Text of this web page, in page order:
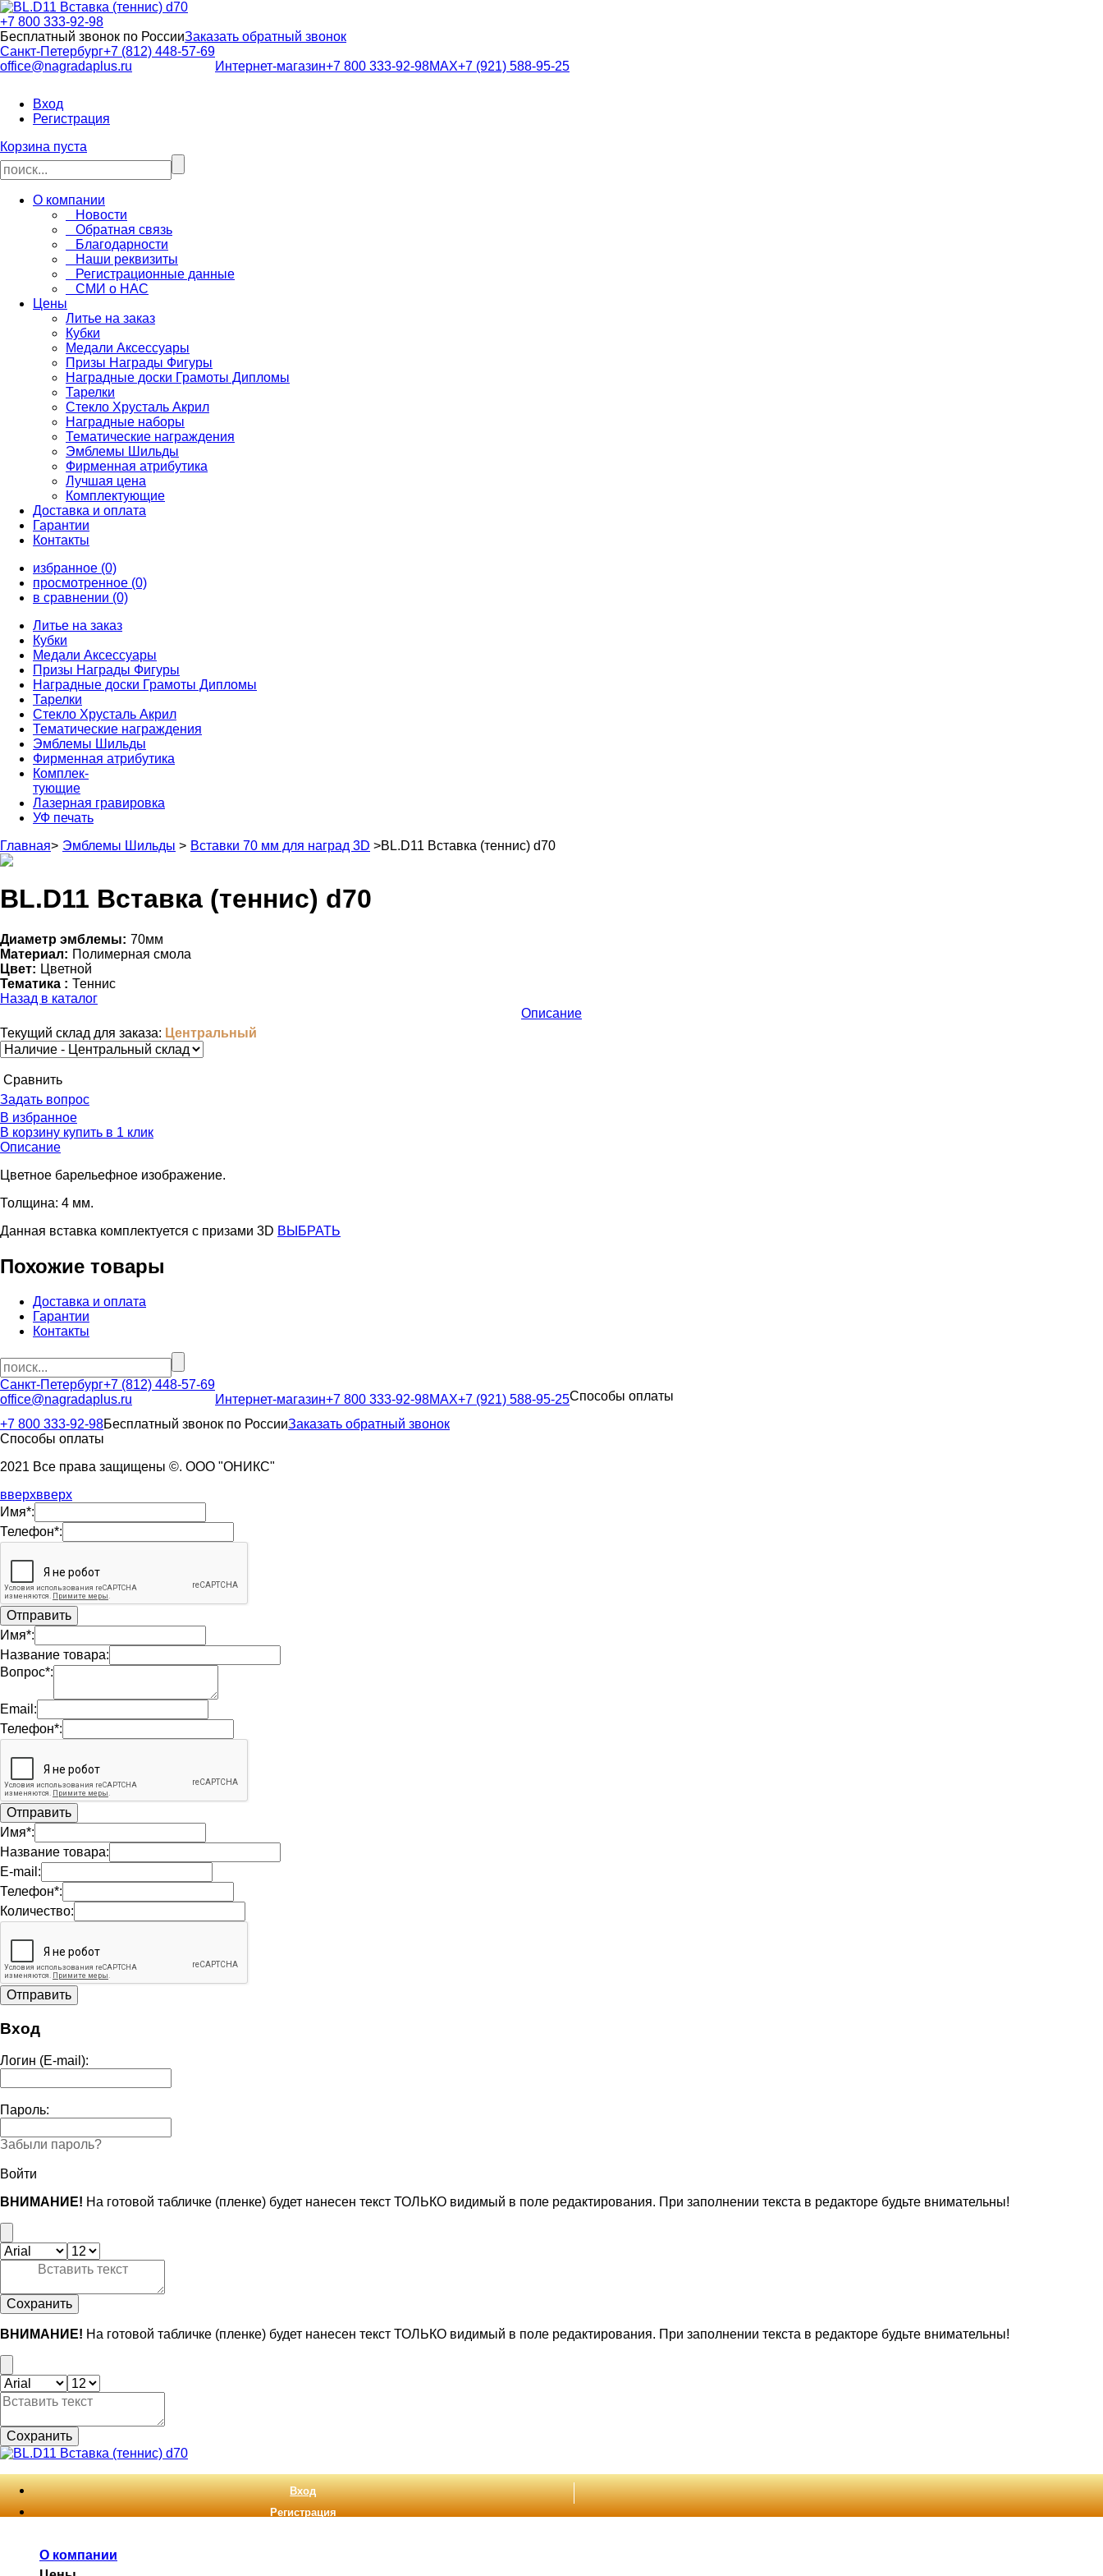
+7 800 333-92-98
Бесплатный звонок по РоссииЗаказать обратный звонок
Санкт-Петербург+7 (812) 448-57-69
office@nagradaplus.ru
Интернет-магазин+7 800 333-92-98MAX+7 (921) 588-95-25
Вход
Регистрация
Корзина пуста
О компании
Новости
Обратная связь
Благодарности
Наши реквизиты
Регистрационные данные
СМИ о НАС
Цены
Литье на заказ
Кубки
Медали Аксессуары
Призы Награды Фигуры
Наградные доски Грамоты Дипломы
Тарелки
Стекло Хрусталь Акрил
Наградные наборы
Тематические награждения
Эмблемы Шильды
Фирменная атрибутика
Лучшая цена
Комплектующие
Доставка и оплата
Гарантии
Контакты
избранное (0)
просмотренное (0)
в сравнении (0)
Литье на заказ
Кубки
Медали Аксессуары
Призы Награды Фигуры
Наградные доски Грамоты Дипломы
Тарелки
Стекло Хрусталь Акрил
Тематические награждения
Эмблемы Шильды
Фирменная атрибутика
Комплек-
тующие
Лазерная гравировка
УФ печать
Главная> Эмблемы Шильды > Вставки 70 мм для наград 3D >BL.D11 Вставка (теннис) d70
BL.D11 Вставка (теннис) d70
Диаметр эмблемы: 70мм
Материал: Полимерная смола
Цвет: Цветной
Тематика : Теннис
Назад в каталог
Описание
Текущий склад для заказа: Центральный
Cравнить
Задать вопрос
В избранное
В корзину купить в 1 клик
Описание
Цветное барельефное изображение.
Толщина: 4 мм.
Данная вставка комплектуется c призами 3D ВЫБРАТЬ
Похожие товары
Доставка и оплата
Гарантии
Контакты
Санкт-Петербург+7 (812) 448-57-69
office@nagradaplus.ru
Интернет-магазин+7 800 333-92-98MAX+7 (921) 588-95-25Способы оплаты
+7 800 333-92-98Бесплатный звонок по РоссииЗаказать обратный звонок
Способы оплаты
2021 Все права защищены ©. ООО "ОНИКС"
вверхвверх
Имя*:
Телефон*:
Имя*:
Название товара:
Вопрос*:
Email:
Телефон*:
Имя*:
Название товара:
E-mail:
Телефон*:
Количество:
Вход
Логин (E-mail):
Пароль:
Забыли пароль?
Войти
ВНИМАНИЕ! На готовой табличке (пленке) будет нанесен текст ТОЛЬКО видимый в поле редактирования. При заполнении текста в редакторе будьте внимательны!
Сохранить
ВНИМАНИЕ! На готовой табличке (пленке) будет нанесен текст ТОЛЬКО видимый в поле редактирования. При заполнении текста в редакторе будьте внимательны!
Сохранить
Вход
Регистрация
О компании